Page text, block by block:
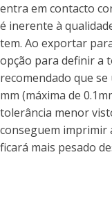
entra em contacto
é inerente à
tem. Ao exportar
opção para definir a
recomendado que
mm (máxima de
tolerância menor
conseguem imprimir
ficará mais pesado